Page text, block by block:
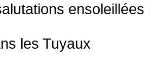
ensoleillées
les Tuyaux